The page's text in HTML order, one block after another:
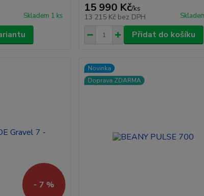
Skladem 1 ks
15 990 Kč/ks
13 215 Kč bez DPH
Přidat do košíku
- 7 %
Novinka
Doprava ZDARMA